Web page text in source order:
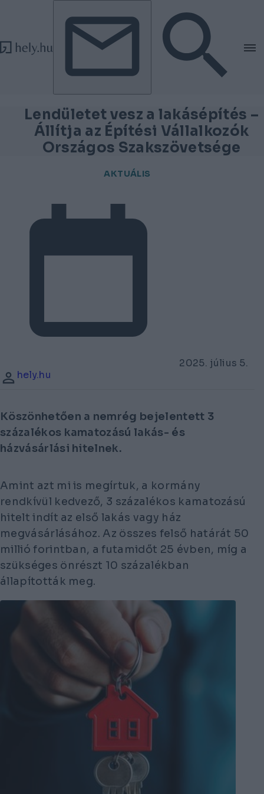
Tovább a tartalomhoz
Tovább a lábléchez
Lendületet vesz a lakásépítés –
Állítja az Építési Vállalkozók
Országos Szakszövetsége
AKTUÁLIS
2025. július 5.
hely.hu
Köszönhetően a nemrég bejelentett 3
százalékos kamatozású lakás- és
házvásárlási hitelnek.
Amint azt mi is megírtuk, a kormány
rendkívül kedvező, 3 százalékos kamatozású
hitelt indít az első lakás vagy ház
megvásárlásához. Az összes felső határát 50
millió forintban, a futamidőt 25 évben, míg a
szükséges önrészt 10 százalékban
állapították meg.